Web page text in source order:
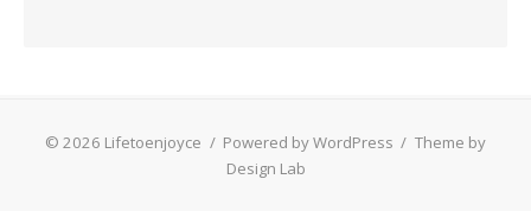
© 2026 Lifetoenjoyce / Powered by WordPress / Theme by
Design Lab